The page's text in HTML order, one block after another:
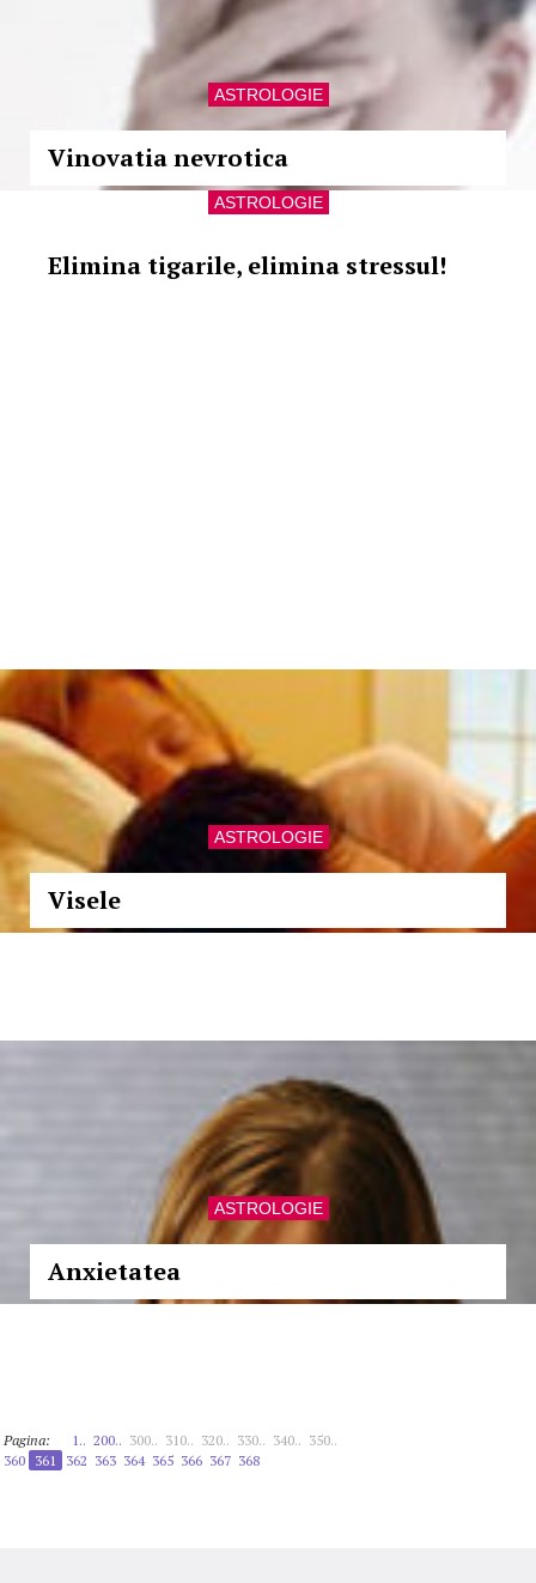
ASTROLOGIE
Vinovatia nevrotica
ASTROLOGIE
Elimina tigarile, elimina stressul!
ASTROLOGIE
Visele
ASTROLOGIE
Anxietatea
Pagina: 1.. 200.. 300.. 310.. 320.. 330.. 340.. 350..
360 361 362 363 364 365 366 367 368